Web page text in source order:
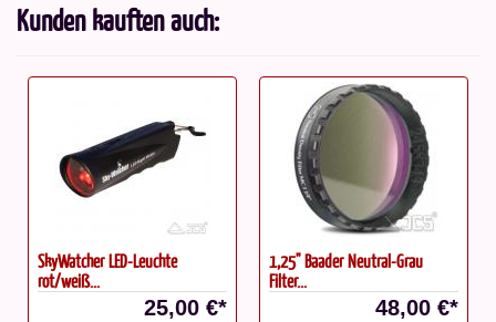
Kunden kauften auch:
SkyWatcher LED-Leuchte
rot/weiß...
25,00 €*
1,25" Baader Neutral-Grau
Filter...
48,00 €*